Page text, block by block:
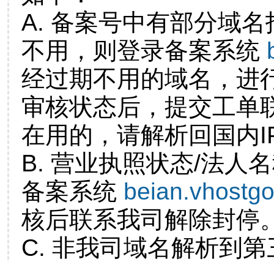
A. 备案号中有部分域
不用，则登录备案系统
经过期不用的域名，进
审核状态后，提交工单
在用的，请解析回国内
B. 营业执照状态/法人
备案系统
核后联系我司解除封停
C. 非我司域名解析到